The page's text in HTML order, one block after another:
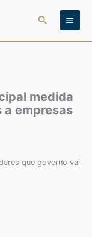
Pesquisar
medida
a empresas
que governo vai